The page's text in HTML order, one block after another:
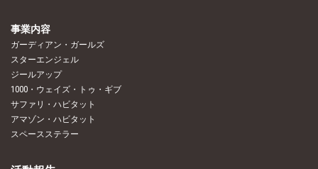
事業内容
ガーディアン・ガールズ
スターエンジェル
ジールアップ
1000・ウェイズ・トゥ・ギブ
サファリ・ハビタット
アマゾン・ハビタット
スペースステラー